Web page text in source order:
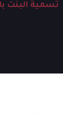
تسمية البنت